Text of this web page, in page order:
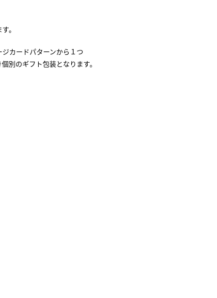
。
カードパターンから１つ
別のギフト包装となります。